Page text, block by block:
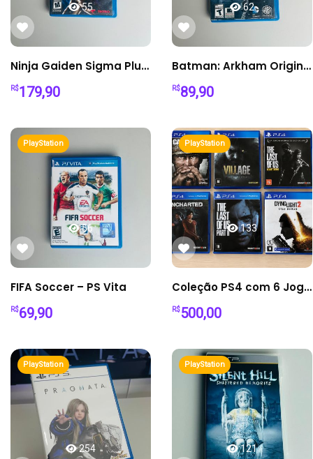
55
Ninja Gaiden Sigma Plus – PS Vita
R$179,90
62
Batman: Arkham Origins Blackgate – PS Vita
R$89,90
56
PlayStation
FIFA Soccer – PS Vita
R$69,90
133
PlayStation
Coleção PS4 com 6 Jogos – The Last of Us 1 e 2, Resident Evil Village, Dying Light 2 e Mais
R$500,00
254
PlayStation
121
PlayStation